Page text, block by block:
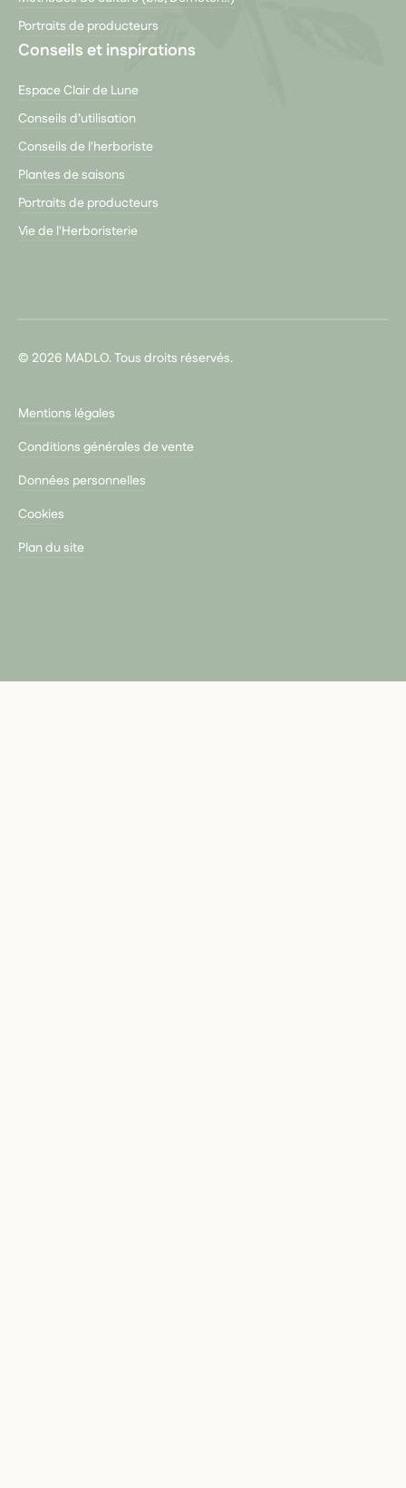
Portraits de producteurs
Conseils et inspirations
Espace Clair de Lune
Conseils d’utilisation
Conseils de l'herboriste
Plantes de saisons
Portraits de producteurs
Vie de l'Herboristerie
© 2026 MADLO. Tous droits réservés.
Mentions légales
Conditions générales de vente
Données personnelles
Cookies
Plan du site